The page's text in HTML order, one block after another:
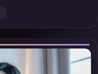
救；摄影与配乐强化地域
清电视剧在线看」延展检
体验。